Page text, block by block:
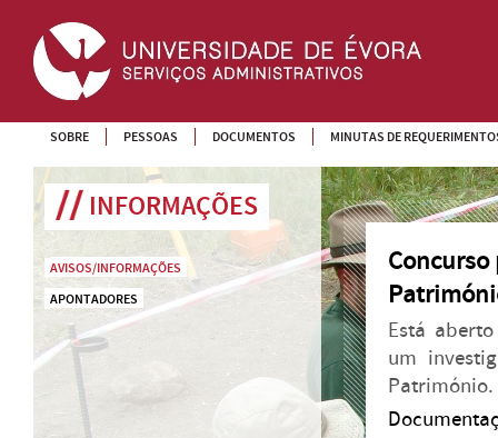
SOBRE PESSOAS DOCUMENTOS MINUTAS DE
INFORMAÇÕES
AVISOS/INFORMAÇÕES
APONTADORES
Está
um
Património.